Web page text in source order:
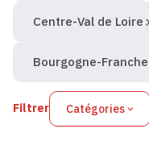
Filtrer Catégories
Centre-Val de Loire
Bourgogne-